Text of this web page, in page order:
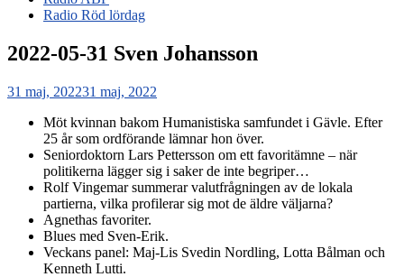
Radio Röd lördag
2022-05-31 Sven Johansson
Publicerat
31 maj, 202231 maj, 2022
Möt kvinnan bakom Humanistiska samfundet i Gävle. Efter
25 år som ordförande lämnar hon över.
Seniordoktorn Lars Pettersson om ett favoritämne – när
politikerna lägger sig i saker de inte begriper…
Rolf Vingemar summerar valutfrågningen av de lokala
partierna, vilka profilerar sig mot de äldre väljarna?
Agnethas favoriter.
Blues med Sven-Erik.
Veckans panel: Maj-Lis Svedin Nordling, Lotta Bålman och
Kenneth Lutti.